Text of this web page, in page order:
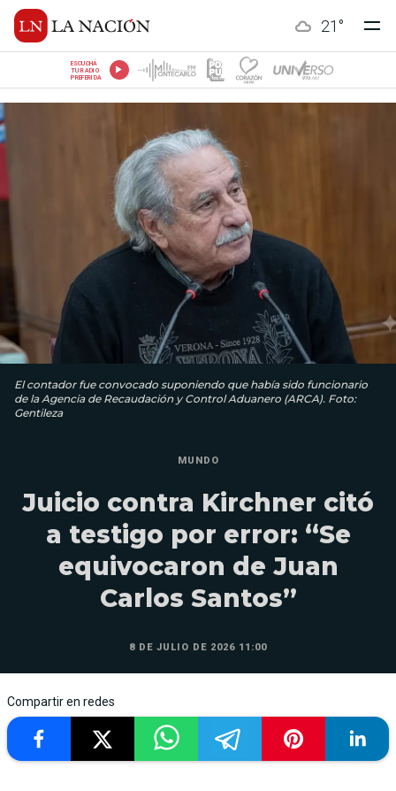
21 °
ESCUCHÁ
TU RADIO
PREFERIDA
El contador fue convocado suponiendo que había sido funcionario
de la Agencia de Recaudación y Control Aduanero (ARCA). Foto:
Gentileza
MUNDO
Juicio contra Kirchner citó
a testigo por error: “Se
equivocaron de Juan
Carlos Santos”
8 DE JULIO DE 2026 11:00
Compartir en redes